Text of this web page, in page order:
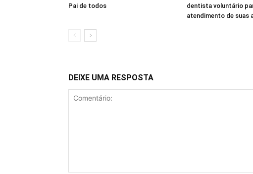
Pai de todos
dentista voluntário
atendimento de suas
DEIXE UMA RESPOSTA